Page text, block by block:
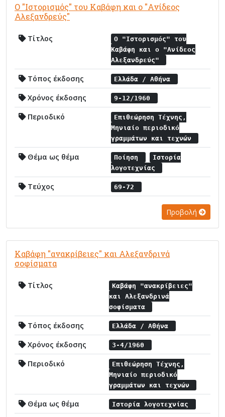
Ο "Ιστορισμός" του Καβάφη και ο "Ανίδεος
Αλεξανδρεύς"
Τίτλος
Ο "Ιστορισμός" του
Καβάφη και ο "Ανίδεος
Αλεξανδρεύς"
Τόπος έκδοσης Ελλάδα / Αθήνα
Χρόνος έκδοσης 9-12/1960
Περιοδικό
Επιθεώρηση Τέχνης,
Μηνιαίο περιοδικό
γραμμάτων και τεχνών
Θέμα ως θέμα Ποίηση
Ιστορία
λογοτεχνίας
Τεύχος 69-72
Προβολή
Καβάφη "ανακρίβειες" και Αλεξανδρινά
σοφίσματα
Τίτλος
Καβάφη "ανακρίβειες"
και Αλεξανδρινά
σοφίσματα
Τόπος έκδοσης Ελλάδα / Αθήνα
Χρόνος έκδοσης 3-4/1960
Περιοδικό
Επιθεώρηση Τέχνης,
Μηνιαίο περιοδικό
γραμμάτων και τεχνών
Θέμα ως θέμα Ιστορία λογοτεχνίας